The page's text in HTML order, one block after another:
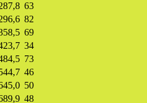
63
82
69
34
73
46
50
48